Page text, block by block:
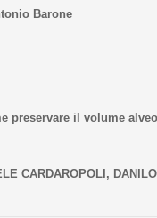
Barone
preservare il volume
CARDAROPOLI,